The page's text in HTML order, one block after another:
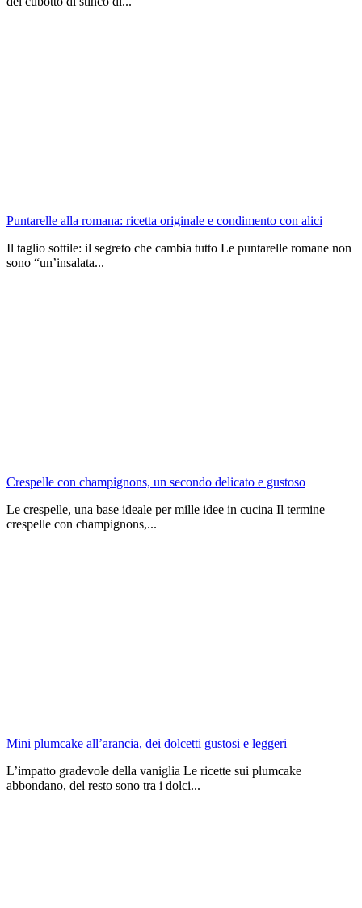
Puntarelle alla romana: ricetta originale e condimento con alici
Il taglio sottile: il segreto che cambia tutto Le puntarelle romane non
sono “un’insalata...
Crespelle con champignons, un secondo delicato e gustoso
Le crespelle, una base ideale per mille idee in cucina Il termine
crespelle con champignons,...
Mini plumcake all’arancia, dei dolcetti gustosi e leggeri
L’impatto gradevole della vaniglia Le ricette sui plumcake
abbondano, del resto sono tra i dolci...